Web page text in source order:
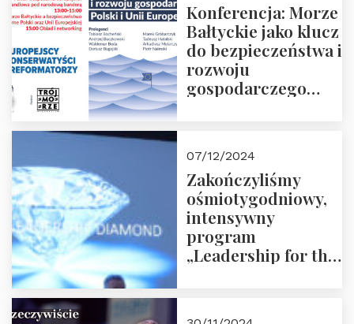
Konferencja: Morze
Bałtyckie jako klucz
do bezpieczeństwa i
rozwoju
gospodarczego
ZAPRASZAMY
07/12/2024
Zakończyliśmy
ośmiotygodniowy,
intensywny
program
„Leadership for the